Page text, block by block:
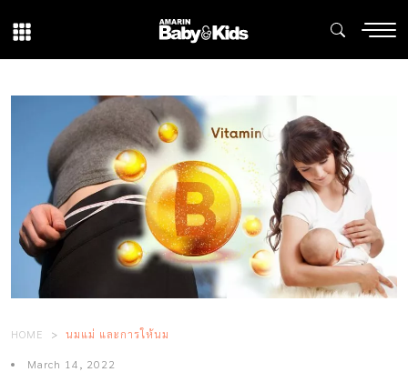
HOME นมแม่ และการให้นม
March 14, 2022